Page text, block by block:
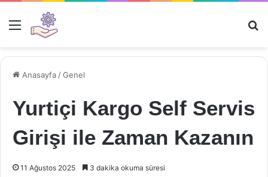
Menü
Anasayfa /Genel
Yurtiçi Kargo Self Servis
Girişi ile Zaman Kazanın
11 Ağustos 2025 3 dakika okuma süresi